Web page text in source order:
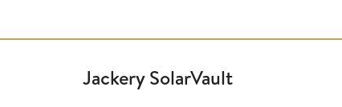
Jackery SolarVault